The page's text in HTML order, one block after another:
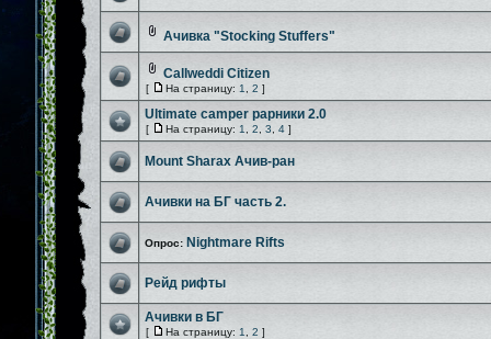
Ачивка "Stocking Stuffers"
Callweddi Citizen
[ На страницу: 1 2 ]
Ultimate camper рарники 2.0
[ На страницу: 1 2 3 4 ]
Mount Sharax Ачив-ран
Ачивки на БГ часть 2.
Опрос: Nightmare Rifts
Рейд рифты
Ачивки в БГ
[ На страницу: 1 2 ]